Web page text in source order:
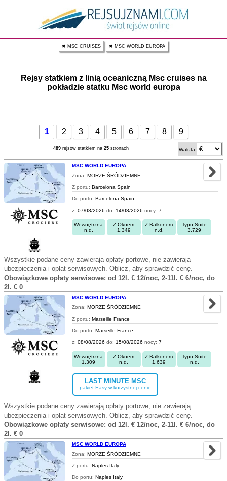
✖ MSC CRUISES ✖ MSC WORLD EUROPA
Rejsy statkiem z linią oceaniczną Msc cruises na
pokładzie statku Msc world europa
1 2 3 4 5 6 7 8 9
489 rejsów statkiem na 25 stronach Waluta
MSC WORLD EUROPA
Zona: MORZE ŚRÓDZIEMNE
Z portu: Barcelona Spain
Do portu: Barcelona Spain
z: 07/08/2026 do: 14/08/2026 nocy: 7
Wewnętrzna
n.d.
Z Oknem
1.349
Z Balkonem
n.d.
Typu Suite
3.729
Wszystkie podane ceny zawierają opłaty portowe, nie zawierają
ubezpieczenia i opłat serwisowych. Oblicz, aby sprawdzić cenę.
Obowiązkowe opłaty serwisowe: od 12l. € 12/noc, 2-11l. € 6/noc, do
2l. € 0
MSC WORLD EUROPA
Zona: MORZE ŚRÓDZIEMNE
Z portu: Marseille France
Do portu: Marseille France
z: 08/08/2026 do: 15/08/2026 nocy: 7
Wewnętrzna
1.309
Z Oknem
n.d.
Z Balkonem
1.639
Typu Suite
n.d.
LAST MINUTE MSC
pakiet Easy w korzystnej cenie
Wszystkie podane ceny zawierają opłaty portowe, nie zawierają
ubezpieczenia i opłat serwisowych. Oblicz, aby sprawdzić cenę.
Obowiązkowe opłaty serwisowe: od 12l. € 12/noc, 2-11l. € 6/noc, do
2l. € 0
MSC WORLD EUROPA
Zona: MORZE ŚRÓDZIEMNE
Z portu: Naples Italy
Do portu: Naples Italy